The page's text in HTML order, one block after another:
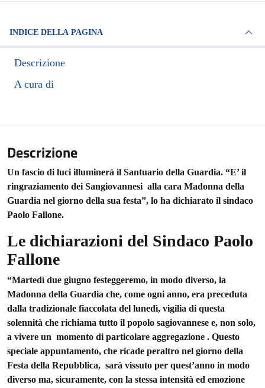
INDICE DELLA PAGINA
Descrizione
A cura di
Descrizione
Un fascio di luci illuminerà il Santuario della Guardia. “E’ il
ringraziamento dei Sangiovannesi alla cara Madonna della
Guardia nel giorno della sua festa”, lo ha dichiarato il sindaco
Paolo Fallone.
Le dichiarazioni del Sindaco Paolo
Fallone
“Martedì due giugno festeggeremo, in modo diverso, la
Madonna della Guardia che, come ogni anno, era preceduta
dalla tradizionale fiaccolata del lunedì, vigilia di questa
solennità che richiama tutto il popolo sagiovannese e, non solo,
a vivere un momento di particolare aggregazione . Questo
speciale appuntamento, che ricade peraltro nel giorno della
Festa della Repubblica, sarà vissuto per quest’anno in modo
diverso ma, sicuramente, con la stessa intensità ed emozione